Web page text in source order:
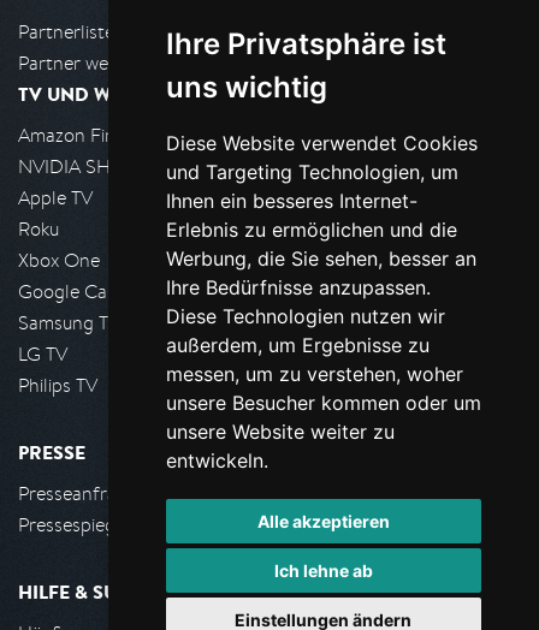
Ihre Privatsphäre ist
uns wichtig
Diese Website verwendet Cookies
und Targeting Technologien, um
Ihnen ein besseres Internet-
Erlebnis zu ermöglichen und die
Werbung, die Sie sehen, besser an
Ihre Bedürfnisse anzupassen.
Diese Technologien nutzen wir
außerdem, um Ergebnisse zu
messen, um zu verstehen, woher
unsere Besucher kommen oder um
unsere Website weiter zu
entwickeln.
Alle akzeptieren
Ich lehne ab
Einstellungen ändern
Partnerliste
Partner werden
TV UND WOHNZIMMER
Amazon FireTV
NVIDIA SHIELD, Google TV
Apple TV
Roku
Xbox One
Google Cast
Samsung TV
LG TV
Philips TV
PRESSE
Presseanfrage stellen
Pressespiegel
HILFE & SUPPORT